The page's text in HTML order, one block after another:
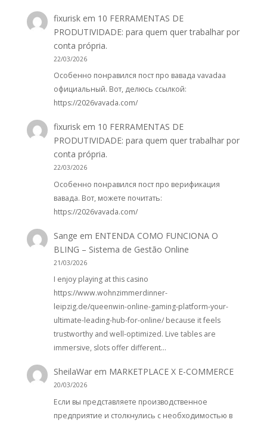
fixurisk em 10 FERRAMENTAS DE
PRODUTIVIDADE: para quem quer trabalhar por
conta própria.
22/03/2026
Особенно понравился пост про вавада vavadaa
официальный. Вот, делюсь ссылкой:
https://2026vavada.com/
fixurisk em 10 FERRAMENTAS DE
PRODUTIVIDADE: para quem quer trabalhar por
conta própria.
22/03/2026
Особенно понравился пост про верификация
вавада. Вот, можете почитать:
https://2026vavada.com/
Sange em ENTENDA COMO FUNCIONA O
BLING – Sistema de Gestão Online
21/03/2026
I enjoy playing at this casino
https://www.wohnzimmerdinner-
leipzig.de/queenwin-online-gaming-platform-your-
ultimate-leading-hub-for-online/ because it feels
trustworthy and well-optimized. Live tables are
immersive, slots offer different…
SheilaWar em MARKETPLACE X E-COMMERCE
20/03/2026
Если вы представляете производственное
предприятие и столкнулись с необходимостью в